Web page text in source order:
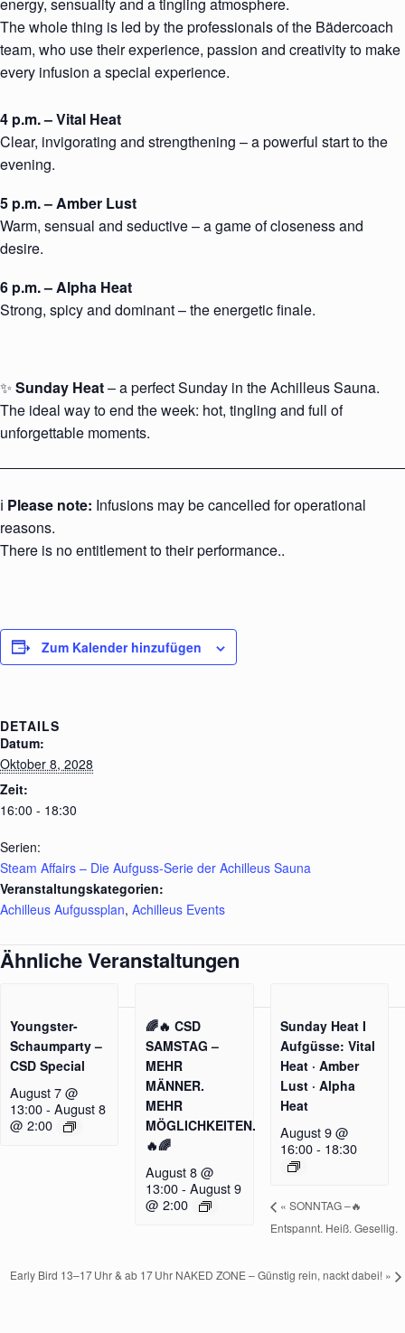
The whole thing is led by the professionals of the Bädercoach
team, who use their experience, passion and creativity to make
every infusion a special experience.
4 p.m. – Vital Heat
Clear, invigorating and strengthening – a powerful start to the
evening.
5 p.m. – Amber Lust
Warm, sensual and seductive – a game of closeness and
desire.
6 p.m. – Alpha Heat
Strong, spicy and dominant – the energetic finale.
✨ Sunday Heat– a perfect Sunday in the Achilleus Sauna.
The ideal way to end the week: hot, tingling and full of
unforgettable moments.
ℹ️ Please note: Infusions may be cancelled for operational
reasons.
There is no entitlement to their performance..
Zum Kalender hinzufügen
DETAILS
Datum:
Oktober 8, 2028
Zeit:
16:00 - 18:30
Serien:
Steam Affairs – Die Aufguss-Serie der Achilleus Sauna
Veranstaltungskategorien:
Achilleus Aufgussplan, Achilleus Events
Ähnliche Veranstaltungen
Youngster-
Schaumparty –
CSD Special
August 7 @
13:00-August 8
@ 2:00
🌈🔥 CSD
SAMSTAG –
MEHR
MÄNNER.
MEHR
MÖGLICHKEITEN.
🔥🌈
August 8 @
13:00- August 9
@ 2:00
Sunday Heat I
Aufgüsse: Vital
Heat · Amber
Lust · Alpha
Heat
August 9 @
16:00- 18:30
« SONNTAG –🔥
Entspannt. Heiß. Gesellig.
Early Bird 13–17 Uhr & ab 17 Uhr NAKED ZONE – Günstig rein, nackt dabei! »